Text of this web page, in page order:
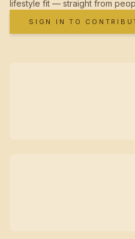
lifestyle fit — straight from
SIGN IN TO